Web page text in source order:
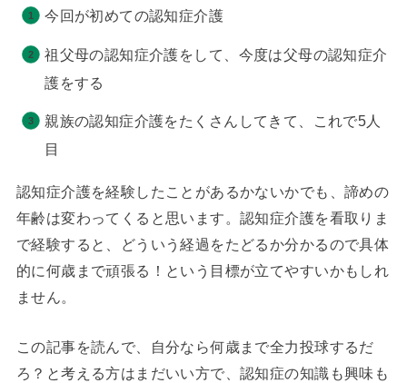
今回が初めての認知症介護
祖父母の認知症介護をして、今度は父母の認知症介
護をする
親族の認知症介護をたくさんしてきて、これで5人
目
認知症介護を経験したことがあるかないかでも、諦めの
年齢は変わってくると思います。認知症介護を看取りま
で経験すると、どういう経過をたどるか分かるので具体
的に何歳まで頑張る！という目標が立てやすいかもしれ
ません。
この記事を読んで、自分なら何歳まで全力投球するだ
ろ？と考える方はまだいい方で、認知症の知識も興味も